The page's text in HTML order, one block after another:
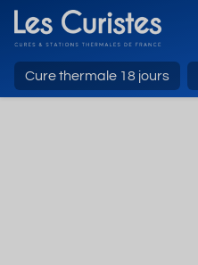
Cure thermale 18 jours